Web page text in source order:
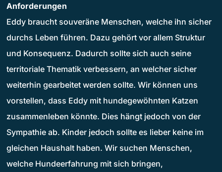
Anforderungen
Eddy braucht souveräne Menschen, welche ihn sicher
durchs Leben führen. Dazu gehört vor allem Struktur
und Konsequenz. Dadurch sollte sich auch seine
territoriale Thematik verbessern, an welcher sicher
weiterhin gearbeitet werden sollte. Wir können uns
vorstellen, dass Eddy mit hundegewöhnten Katzen
zusammenleben könnte. Dies hängt jedoch von der
Sympathie ab. Kinder jedoch sollte es lieber keine im
gleichen Haushalt haben. Wir suchen Menschen,
welche Hundeerfahrung mit sich bringen,